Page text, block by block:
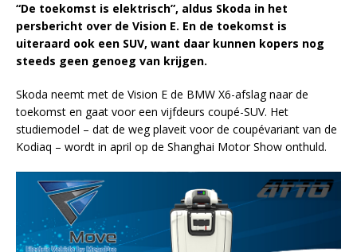
“De toekomst is elektrisch”, aldus Skoda in het
persbericht over de Vision E. En de toekomst is
uiteraard ook een SUV, want daar kunnen kopers nog
steeds geen genoeg van krijgen.
Skoda neemt met de Vision E de BMW X6-afslag naar de
toekomst en gaat voor een vijfdeurs coupé-SUV. Het
studiemodel – dat de weg plaveit voor de coupévariant van de
Kodiaq – wordt in april op de Shanghai Motor Show onthuld.